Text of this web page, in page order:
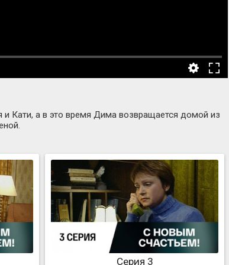
Кати, а в это время Дима возвращается домой из
Серия 3